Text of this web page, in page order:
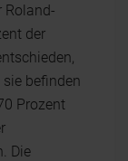
Roland-
der
befinden
Prozent
Die